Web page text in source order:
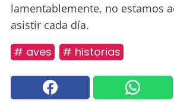
lamentablemente, no estamos
asistir cada día.
# aves # historias